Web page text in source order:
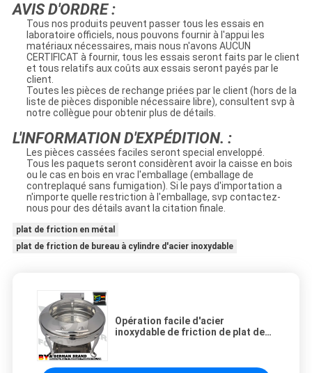
AVIS D'ORDRE :
Tous nos produits peuvent passer tous les essais en
laboratoire officiels, nous pouvons fournir à l'appui les
matériaux nécessaires, mais nous n'avons AUCUN
CERTIFICAT à fournir, tous les essais seront faits par le client
et tous relatifs aux coûts aux essais seront payés par le
client.
Toutes les pièces de rechange priées par le client (hors de la
liste de pièces disponible nécessaire libre), consultent svp à
notre collègue pour obtenir plus de détails.
L'INFORMATION D'EXPÉDITION. :
Les pièces cassées faciles seront special enveloppé.
Tous les paquets seront considèrent avoir la caisse en bois
ou le cas en bois en vrac l'emballage (emballage de
contreplaqué sans fumigation). Si le pays d'importation a
n'importe quelle restriction à l'emballage, svp contactez-
nous pour des détails avant la citation finale.
plat de friction en métal
plat de friction de bureau à cylindre d'acier inoxydable
Opération facile d'acier
inoxydable de friction de plat de